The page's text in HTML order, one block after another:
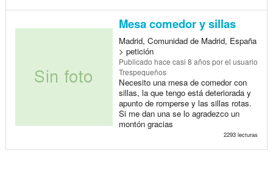
Mesa comedor y sillas
Madrid, Comunidad de Madrid, España
> petición
Publicado hace casi 8 añospor el usuario
Trespequeños
Necesito una mesa de comedor con
sillas, la que tengo está deteriorada y
apunto de romperse y las sillas rotas.
Si me dan una se lo agradezco un
montón gracias
2293 lecturas